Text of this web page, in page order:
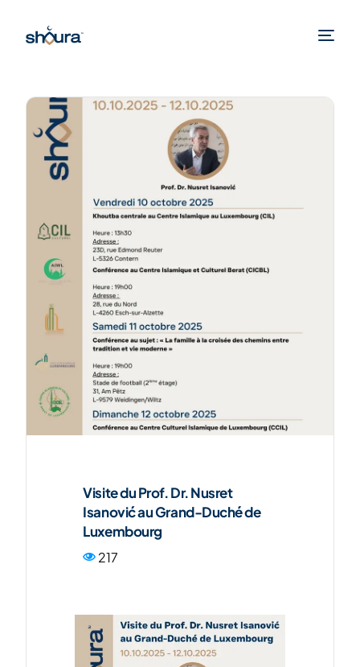
Visite du Prof. Dr. Nusret
Isanović au Grand-Duché de
Luxembourg
217
ENG